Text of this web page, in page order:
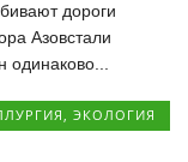
дороги
Азовстали
одинаково...
, ЭКОЛОГИЯ